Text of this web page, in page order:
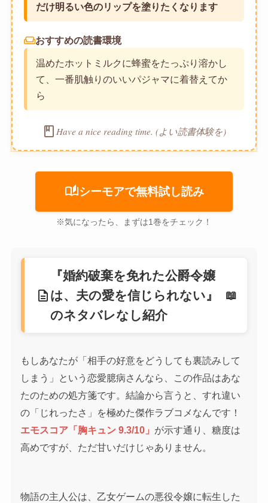
だけ明るい色のリップを塗りたくなります
weekendおすすめの読書環境
温めたホットミルクに蜂蜜をたっぷり溶かし
て、一番肌触りのいいパジャマに着替えてか
ら
book Have a nice reading time. (よい読書体験を)
auto_storiesシーモアで無料試し読み
※気になったら、まずは1巻をチェック！
description
『婚約破棄を免れた公爵令嬢
は、夫の愛を信じられない』
のネタバレなし紹介
もしあなたが「相手の好意をどうしても裏読みして
しまう」という恋愛臆病さんなら、この作品はあな
たのための処方箋です。結論から言うと、すれ違い
の「じれったさ」を極めた傑作ラブコメなんです！
エモスコア「胸キュン 9.3/10」 が示す通り、糖度は
高めですが、ただ甘いだけじゃありません。
物語の主人公は、乙女ゲームの悪役令嬢に転生した